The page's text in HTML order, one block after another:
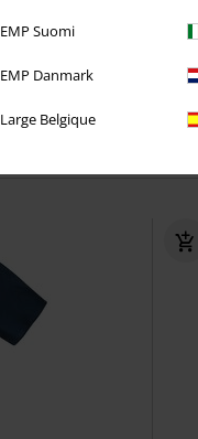
EMP Suomi
EMP Danmark
Large Belgique